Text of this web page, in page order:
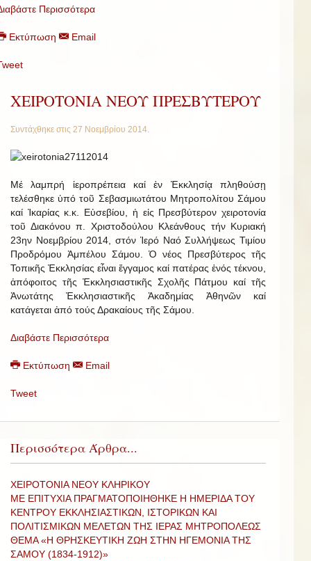
Περισσότερα
Εκτύπωση Email
ΧΕΙΡΟΤΟΝΙΑ ΝΕΟΥ ΠΡΕΣΒΥΤΕΡΟΥ
Συντάχθηκε στις 27 Νοεμβρίου 2014
Μέ λαμπρή ἱεροπρέπεια καί ἐν Ἐκκλησίᾳ πληθούσῃ
τελέσθηκε ὑπό τοῦ Σεβασμιωτάτου Μητροπολίτου Σάμου
καί Ἰκαρίας κ.κ. Εὐσεβίου, ἡ εἰς Πρεσβύτερον χειροτονία
τοῦ Διακόνου π. Χριστοδούλου Κλεάνθους τήν Κυριακή
23ην Νοεμβρίου 2014, στόν Ἱερό Ναό Συλλήψεως Τιμίου
Προδρόμου Ἀμπέλου Σάμου. Ὁ νέος Πρεσβύτερος τῆς
Τοπικῆς Ἐκκλησίας εἶναι ἔγγαμος καί πατέρας ἑνός τέκνου,
ἀπόφοιτος τῆς Ἐκκλησιαστικῆς Σχολῆς Πάτμου καί τῆς
Ἀνωτάτης Ἐκκλησιαστικῆς Ἀκαδημίας Ἀθηνῶν καί
κατάγεται ἀπό τούς Δρακαίους τῆς Σάμου.
Διαβάστε Περισσότερα
Εκτύπωση Email
Tweet
Περισσότερα Άρθρα...
ΧΕΙΡΟΤΟΝΙΑ ΝΕΟΥ ΚΛΗΡΙΚΟΥ
ΜΕ ΕΠΙΤΥΧΙΑ ΠΡΑΓΜΑΤΟΠΟΙΗΘΗΚΕ Η ΗΜΕΡΙΔΑ ΤΟΥ
ΚΕΝΤΡΟΥ ΕΚΚΛΗΣΙΑΣΤΙΚΩΝ, ΙΣΤΟΡΙΚΩΝ ΚΑΙ
ΠΟΛΙΤΙΣΜΙΚΩΝ ΜΕΛΕΤΩΝ ΤΗΣ ΙΕΡΑΣ ΜΗΤΡΟΠΟΛΕΩΣ
ΘΕΜΑ «Η ΘΡΗΣΚΕΥΤΙΚΗ ΖΩΗ ΣΤΗΝ ΗΓΕΜΟΝΙΑ ΤΗΣ
ΣΑΜΟΥ (1834-1912)»